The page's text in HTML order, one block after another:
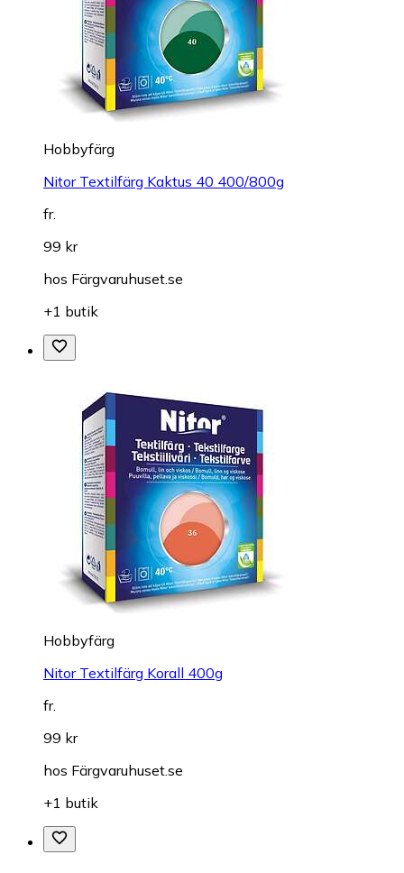
Hobbyfärg
Nitor Textilfärg Kaktus 40 400/800g
fr.
99 kr
hos Färgvaruhuset.se
+1 butik
Hobbyfärg
Nitor Textilfärg Korall 400g
fr.
99 kr
hos Färgvaruhuset.se
+1 butik